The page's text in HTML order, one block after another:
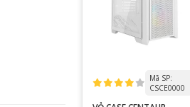
Mã SP:
CSCE0000